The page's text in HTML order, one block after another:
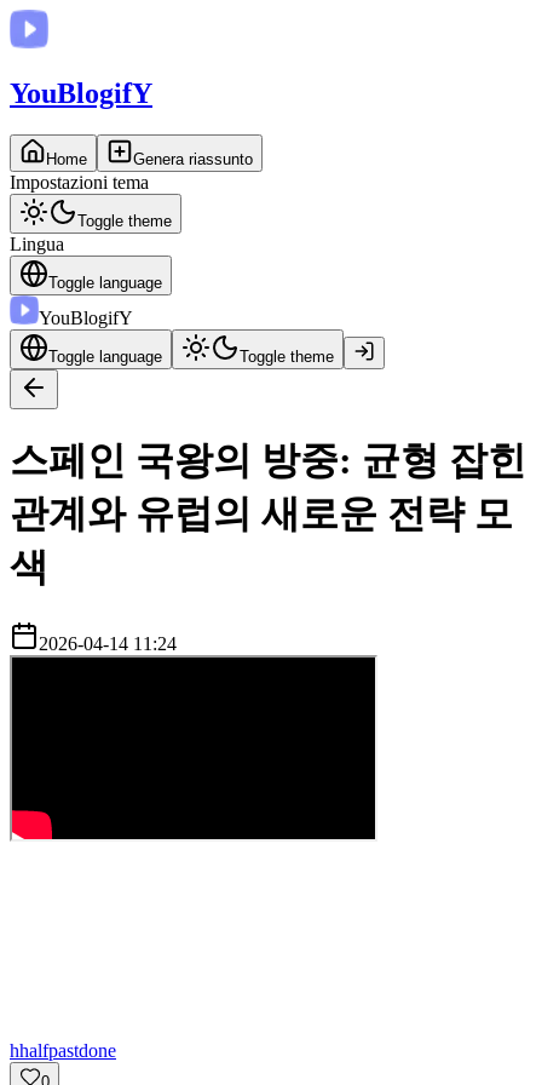
YouBlogifY
Home Genera riassunto
Impostazioni tema
Toggle theme
Lingua
Toggle language
YouBlogifY
Toggle language Toggle theme
스페인 국왕의 방중: 균형 잡힌
관계와 유럽의 새로운 전략 모
색
2026-04-14 11:24
hhalfpastdone